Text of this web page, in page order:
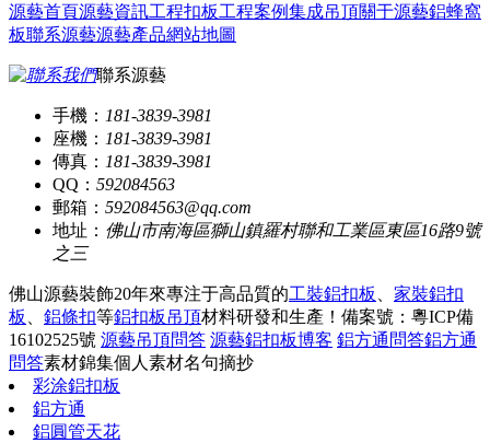
源藝首頁源藝資訊工程扣板工程案例集成吊頂關于源藝鋁蜂窩
板聯系源藝源藝產品網站地圖
聯系源藝
手機： 181-3839-3981
座機： 181-3839-3981
傳真： 181-3839-3981
QQ： 592084563
郵箱： 592084563@qq.com
地址： 佛山市南海區獅山鎮羅村聯和工業區東區16路9號
之三
佛山源藝裝飾20年來專注于高品質的工裝鋁扣板
家裝鋁扣
板
鋁條扣等鋁扣板吊頂材料研發和生產！ 備案號：粵ICP備
16102525號 源藝吊頂問答 源藝鋁扣板博客 鋁方通問答鋁方通
問答素材錦集個人素材名句摘抄
彩涂鋁扣板
鋁方通
鋁圓管天花